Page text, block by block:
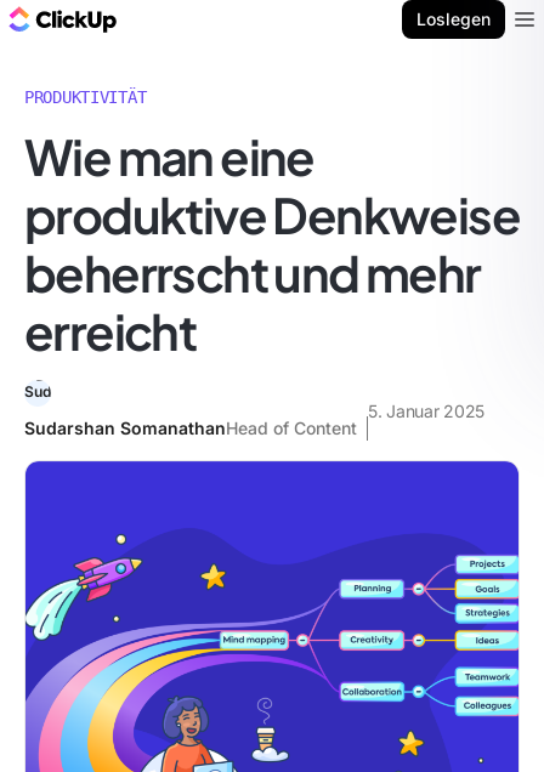
Loslegen
PRODUKTIVITÄT
Wie man eine
produktive Denkweise
beherrscht und mehr
erreicht
Sudarshan SomanathanHead of Content
5. Januar 2025